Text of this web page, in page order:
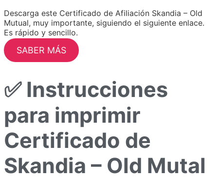
Descarga este Certificado de Afiliación Skandia – Old
Mutual, muy importante, siguiendo el siguiente enlace.
Es rápido y sencillo.
SABER MÁS
✅ Instrucciones
para imprimir
Certificado de
Skandia – Old Mutal